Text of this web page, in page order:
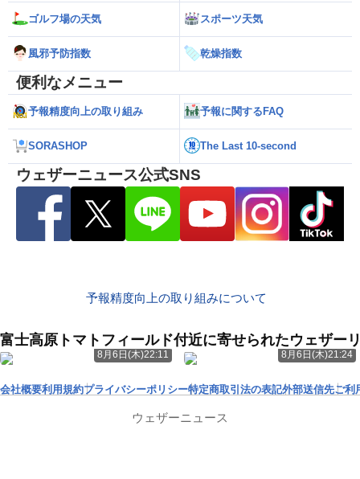
ゴルフ場の天気 スポーツ天気
風邪予防指数 乾燥指数
便利なメニュー
予報精度向上の取り組み 予報に関するFAQ
SORASHOP The Last 10-second
ウェザーニュース公式SNS
予報精度向上の取り組みについて
富士高原トマトフィールド付近に寄せられたウェザー
8月6日(木)22:11 8月6日(木)21:24
会社概要利用規約プライバシーポリシー特定商取引法の表記外部送信先ご利
ウェザーニュース